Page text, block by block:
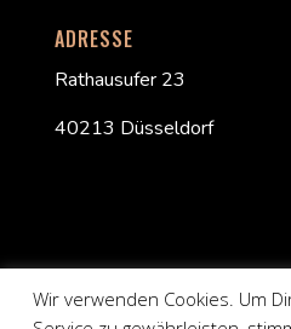
ADRESSE
Rathausufer 23
40213 Düsseldorf
Datenschutzerklärung
Wir verwenden Cookies. Um